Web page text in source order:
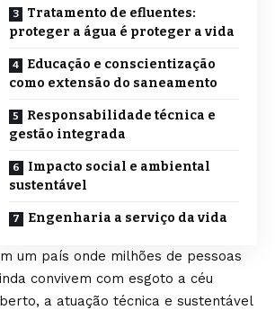
Tratamento de efluentes:
proteger a água é proteger a vida
Educação e conscientização
como extensão do saneamento
Responsabilidade técnica e
gestão integrada
Impacto social e ambiental
sustentável
Engenharia a serviço da vida
um país onde milhões de pessoas
convivem com esgoto a céu
a atuação técnica e sustentável